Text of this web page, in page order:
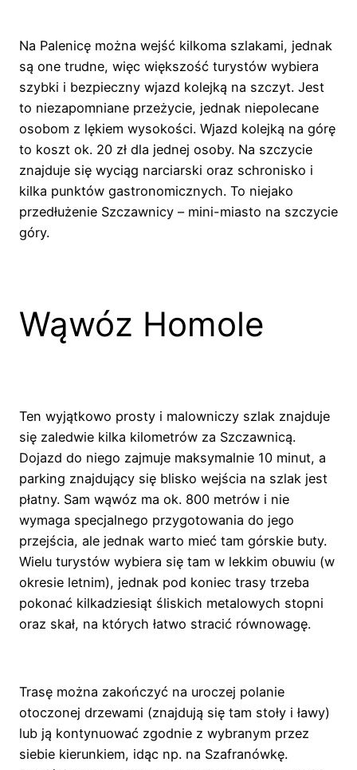
Na Palenicę można wejść kilkoma szlakami, jednak
są one trudne, więc większość turystów wybiera
szybki i bezpieczny wjazd kolejką na szczyt. Jest
to niezapomniane przeżycie, jednak niepolecane
osobom z lękiem wysokości. Wjazd kolejką na górę
to koszt ok. 20 zł dla jednej osoby. Na szczycie
znajduje się wyciąg narciarski oraz schronisko i
kilka punktów gastronomicznych. To niejako
przedłużenie Szczawnicy – mini-miasto na szczycie
góry.
Wąwóz Homole
Ten wyjątkowo prosty i malowniczy szlak znajduje
się zaledwie kilka kilometrów za Szczawnicą.
Dojazd do niego zajmuje maksymalnie 10 minut, a
parking znajdujący się blisko wejścia na szlak jest
płatny. Sam wąwóz ma ok. 800 metrów i nie
wymaga specjalnego przygotowania do jego
przejścia, ale jednak warto mieć tam górskie buty.
Wielu turystów wybiera się tam w lekkim obuwiu (w
okresie letnim), jednak pod koniec trasy trzeba
pokonać kilkadziesiąt śliskich metalowych stopni
oraz skał, na których łatwo stracić równowagę.
Trasę można zakończyć na uroczej polanie
otoczonej drzewami (znajdują się tam stoły i ławy)
lub ją kontynuować zgodnie z wybranym przez
siebie kierunkiem, idąc np. na Szafranówkę.